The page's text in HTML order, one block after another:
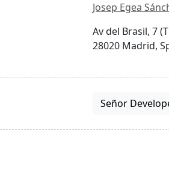
Josep Egea
Av del Brasil, 7
28020 Madrid,
Señor